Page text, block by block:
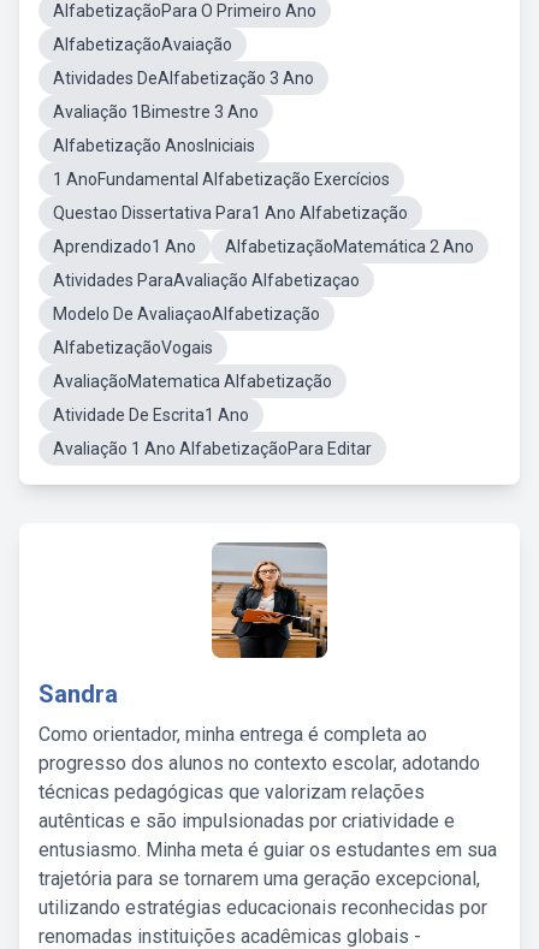
AlfabetizaçãoPara O Primeiro Ano
AlfabetizaçãoAvaiação
Atividades DeAlfabetização 3 Ano
Avaliação 1Bimestre 3 Ano
Alfabetização AnosIniciais
1 AnoFundamental Alfabetização Exercícios
Questao Dissertativa Para1 Ano Alfabetização
Aprendizado1 Ano
AlfabetizaçãoMatemática 2 Ano
Atividades ParaAvaliação Alfabetizaçao
Modelo De AvaliaçaoAlfabetização
AlfabetizaçãoVogais
AvaliaçãoMatematica Alfabetização
Atividade De Escrita1 Ano
Avaliação 1 Ano AlfabetizaçãoPara Editar
Sandra
Como orientador, minha entrega é completa ao
progresso dos alunos no contexto escolar, adotando
técnicas pedagógicas que valorizam relações
autênticas e são impulsionadas por criatividade e
entusiasmo. Minha meta é guiar os estudantes em sua
trajetória para se tornarem uma geração excepcional,
utilizando estratégias educacionais reconhecidas por
renomadas instituições acadêmicas globais -